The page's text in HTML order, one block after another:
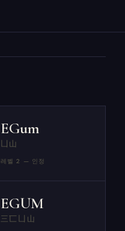
EGum
凵山
레벨 2 — 인정
EGUM
三匸凵山